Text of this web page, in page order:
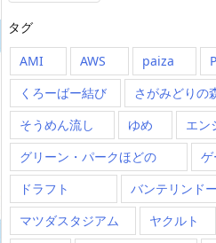
タグ
AMI
AWS paiza
くろーばー結び
さがみどりの
そうめん流し
ゆめ エン
グリーン・パークほどの
ゲ
ドラフト
バンテリンド
マツダスタジアム
ヤクルト